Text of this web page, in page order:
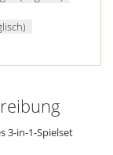
3-in-1-Spielset